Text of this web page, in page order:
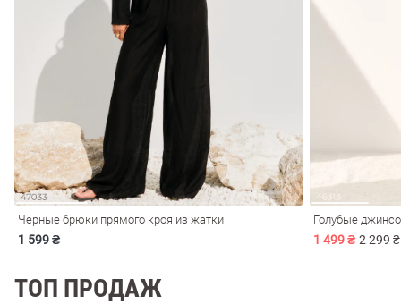
Очки КосметикаПлатки
Черные брюки прямого кроя из жатки
1 599 ₴
Голубые
1 499 ₴ 2 299 ₴
ТОП ПРОДАЖ